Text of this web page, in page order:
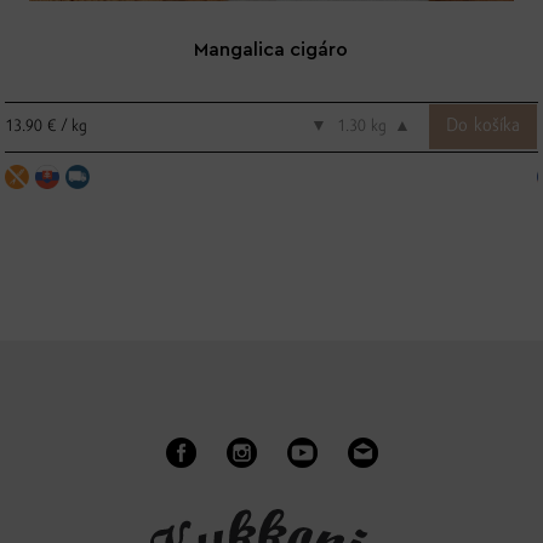
Mangalica cigáro
13.90 € / kg ▼ kg ▲